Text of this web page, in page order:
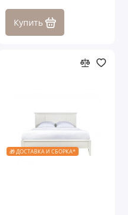
Купить
🎁 ДОСТАВКА И СБОРКА*